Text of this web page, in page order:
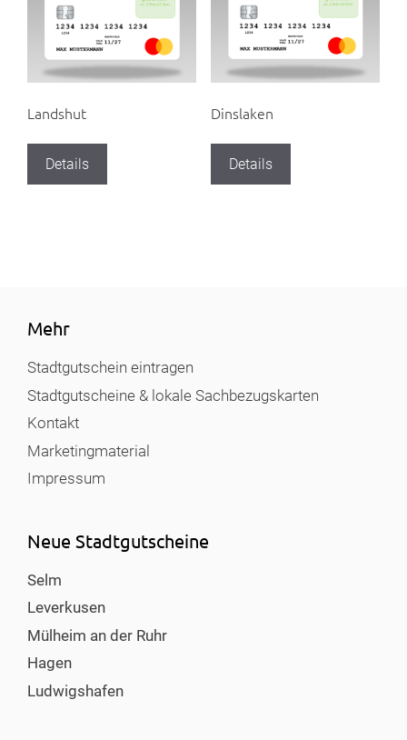
Landshut
Details
Dinslaken
Details
Mehr
Stadtgutschein eintragen
Stadtgutscheine & lokale Sachbezugskarten
Kontakt
Marketingmaterial
Impressum
Neue Stadtgutscheine
Selm
Leverkusen
Mülheim an der Ruhr
Hagen
Ludwigshafen